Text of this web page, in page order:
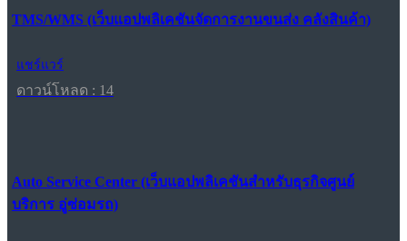
TMS/WMS (เว็บแอปพลิเคชันจัดการงานขนส่ง คลังสินค้า)
แชร์แวร์
ดาวน์โหลด : 14
Auto Service Center (เว็บแอปพลิเคชันสำหรับธุรกิจศูนย์
บริการ อู่ซ่อมรถ)